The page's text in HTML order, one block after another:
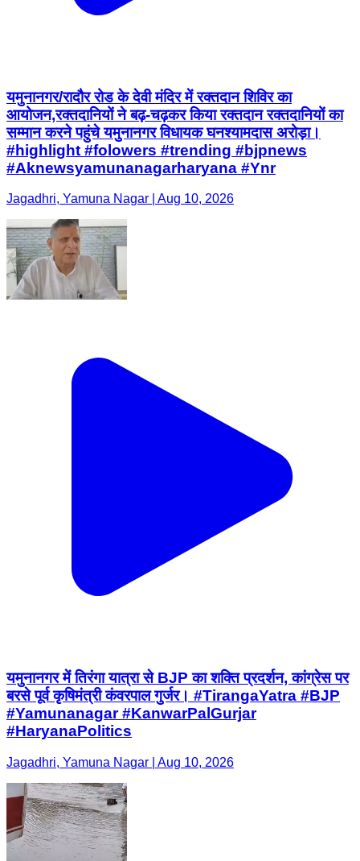
यमुनानगर/रादौर रोड के देवी मंदिर में रक्तदान शिविर का
आयोजन,रक्तदानियों ने बढ़-चढ़कर किया रक्तदान रक्तदानियों का
सम्मान करने पहुंचे यमुनानगर विधायक घनश्यामदास अरोड़ा।
#highlight #folowers #trending #bjpnews
#Aknewsyamunanagarharyana #Ynr
Jagadhri, Yamuna Nagar | Aug 10, 2026
यमुनानगर में तिरंगा यात्रा से BJP का शक्ति प्रदर्शन, कांग्रेस पर
बरसे पूर्व कृषिमंत्री कंवरपाल गुर्जर। #TirangaYatra #BJP
#Yamunanagar #KanwarPalGurjar
#HaryanaPolitics
Jagadhri, Yamuna Nagar | Aug 10, 2026